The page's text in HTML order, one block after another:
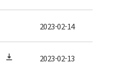
2023-02-14
2023-02-13